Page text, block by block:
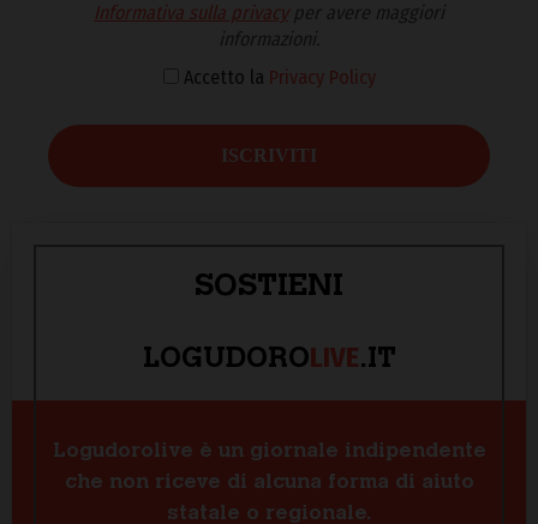
Informativa sulla privacyper avere maggiori
informazioni.
Accetto la Privacy Policy
SOSTIENI
LOGUDOROLIVE.IT
Logudorolive è un giornale indipendente
che non riceve di alcuna forma di aiuto
statale o regionale.